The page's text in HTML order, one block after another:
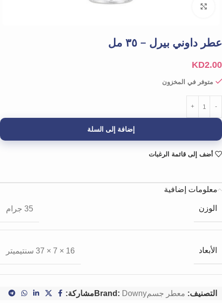
عطر داوني بيرل – ٣٥ مل
KD2.00
متوفر في المخزون
إضافة إلى السلة
أضف إلى قائمة الرغبات
معلومات إضافية
الوزن 35 جرام
الأبعاد 16 × 7 × 37 سنتيميتر
التصنيف: معطر جسم Brand: Downy مشاركة: